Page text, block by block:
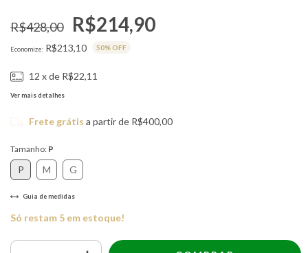
R$428,00 R$214,90
Economize: R$213,10 50% OFF
12 x de R$22,11
Ver mais detalhes
Frete grátis a partir de R$400,00
Tamanho: P
P M G
Guia de medidas
Só restam 5 em estoque!